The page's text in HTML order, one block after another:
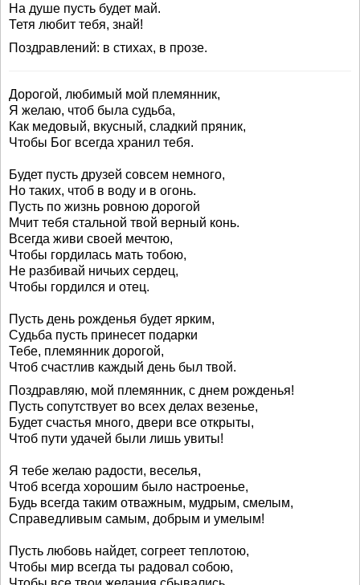
На душе пусть будет май.
Тетя любит тебя, знай!
Поздравлений: в стихах, в прозе.
Дорогой, любимый мой племянник,
Я желаю, чтоб была судьба,
Как медовый, вкусный, сладкий пряник,
Чтобы Бог всегда хранил тебя.
Будет пусть друзей совсем немного,
Но таких, чтоб в воду и в огонь.
Пусть по жизнь ровною дорогой
Мчит тебя стальной твой верный конь.
Всегда живи своей мечтою,
Чтобы гордилась мать тобою,
Не разбивай ничьих сердец,
Чтобы гордился и отец.
Пусть день рожденья будет ярким,
Судьба пусть принесет подарки
Тебе, племянник дорогой,
Чтоб счастлив каждый день был твой.
Поздравляю, мой племянник, с днем рожденья!
Пусть сопутствует во всех делах везенье,
Будет счастья много, двери все открыты,
Чтоб пути удачей были лишь увиты!
Я тебе желаю радости, веселья,
Чтоб всегда хорошим было настроенье,
Будь всегда таким отважным, мудрым, смелым,
Справедливым самым, добрым и умелым!
Пусть любовь найдет, согреет теплотою,
Чтобы мир всегда ты радовал собою,